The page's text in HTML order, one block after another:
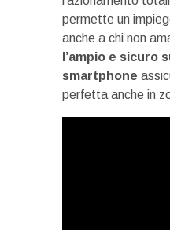
permette un
anche a chi non
l’ampio e sicuro
smartphone
perfetta anche in